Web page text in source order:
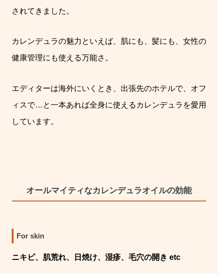
されてきました。
カレンデュラの魅力といえば、肌にも、髪にも、女性の
健康管理にも使える万能さ。
エディターは海外にいくとき、出張先のホテルで、オフ
ィスで… と一本あれば全身に使えるカレンデュラを愛用
しています。
オールマイティなカレンデュラオイルの効能
For skin
ニキビ、肌荒れ、日焼け、湿疹、毛穴の開き etc